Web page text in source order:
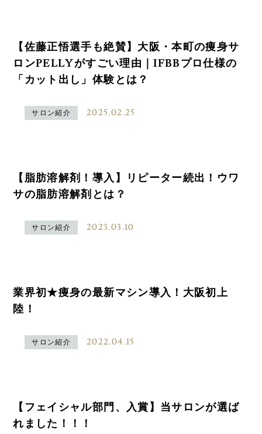
【佐藤正悟選手も絶賛】大阪・本町の痩身サ
ロンPELLYがすごい理由｜IFBBプロ仕様の
「カット出し」体験とは？
サロン紹介 2025.02.25
【脂肪溶解剤！導入】リピーター続出！ウワ
サの脂肪溶解剤とは？
サロン紹介 2023.03.10
業界初★痩身の最新マシン導入！大阪初上
陸！
サロン紹介 2022.04.15
【フェイシャル部門、入賞】当サロンが選ば
れました！！！